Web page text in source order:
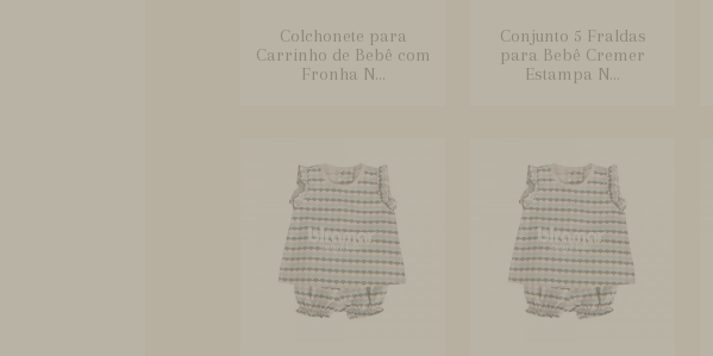
Colchonete para
Carrinho de Bebê com
Fronha N...
Conjunto 5 Fraldas
para Bebê Cremer
Estampa N...